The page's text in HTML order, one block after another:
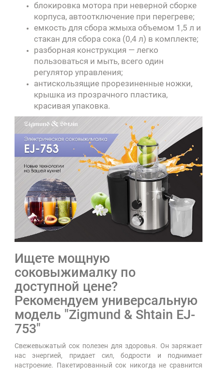
блокировка мотора при неверной сборке
корпуса, автоотключение при перегреве;
емкость для сбора жмыха объемом 1,5 л и
стакан для сбора сока (0,4 л) в комплекте;
разборная конструкция — легко
пользоваться и мыть, всего один
регулятор управления;
антискользящие прорезиненные ножки,
крышка из прозрачного пластика,
красивая упаковка.
Ищете мощную
соковыжималку по
доступной цене?
Рекомендуем универсальную
модель "Zigmund & Shtain EJ-
753"
Свежевыжатый сок полезен для здоровья. Он заряжает
нас энергией, придает сил, бодрости и поднимает
настроение. Пакетированный сок никогда не сравнится